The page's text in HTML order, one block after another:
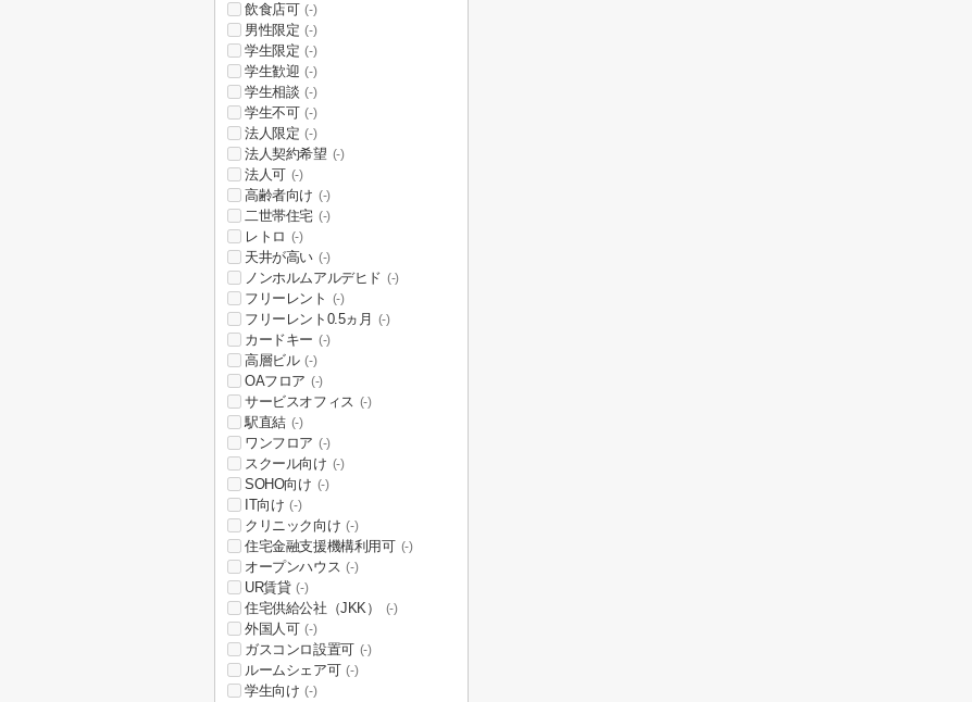
飲食店可 (-)
男性限定 (-)
学生限定 (-)
学生歓迎 (-)
学生相談 (-)
学生不可 (-)
法人限定 (-)
法人契約希望 (-)
法人可 (-)
高齢者向け (-)
二世帯住宅 (-)
レトロ (-)
天井が高い (-)
ノンホルムアルデヒド (-)
フリーレント (-)
フリーレント0.5ヵ月 (-)
カードキー (-)
高層ビル (-)
OAフロア (-)
サービスオフィス (-)
駅直結 (-)
ワンフロア (-)
スクール向け (-)
SOHO向け (-)
IT向け (-)
クリニック向け (-)
住宅金融支援機構利用可 (-)
オープンハウス (-)
UR賃貸 (-)
住宅供給公社（JKK） (-)
外国人可 (-)
ガスコンロ設置可 (-)
ルームシェア可 (-)
学生向け (-)